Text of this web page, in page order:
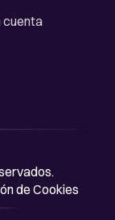
cuenta
de Cookies